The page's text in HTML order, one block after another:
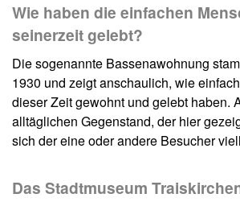
Wie haben die einfachen
seinerzeit gelebt?
Die sogenannte Bassenawohnung
1930 und zeigt anschaulich, wie
dieser Zeit gewohnt und gelebt haben.
alltäglichen Gegenstand, der hier
sich der eine oder andere Besucher
Das Stadtmuseum